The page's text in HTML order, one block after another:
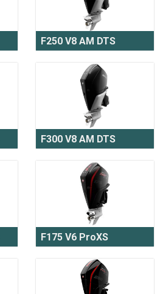
F250 V8 AM DTS
F300 V8 AM DTS
F175 V6 ProXS